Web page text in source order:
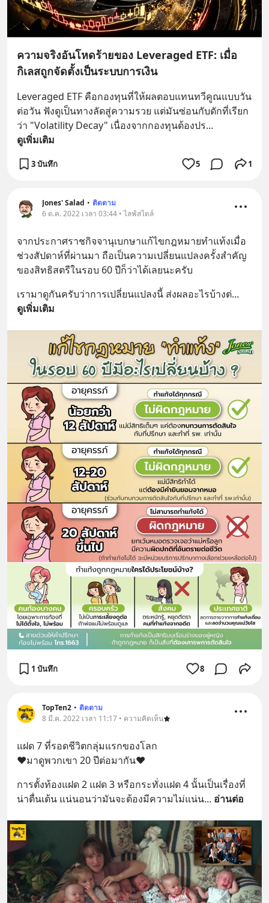
ความจริงอันโหดร้ายของ Leveraged ETF: เมื่อ
กิเลสถูกจัดตั้งเป็นระบบการเงิน
Leveraged ETF คือกองทุนที่ให้ผลตอบแทนทวีคูณแบบวัน
ต่อวัน ฟังดูเป็นทางลัดสู่ความรวย แต่มันซ่อนกับดักที่เรียก
ว่า "Volatility Decay" เนื่องจากกองทุนต้องปร...
ดูเพิ่มเติม
3 บันทึก 5 1
Jones' Salad • ติดตาม
6 ต.ค. 2022 เวลา 03:44 • ไลฟ์สไตล์
จากประกาศราชกิจจานุเบกษาแก้ไขกฎหมายทำแท้งเมื่อ
ช่วงสัปดาห์ที่ผ่านมา ถือเป็นความเปลี่ยนแปลงครั้งสำคัญ
ของสิทธิสตรีในรอบ 60 ปีก็ว่าได้เลยนะครับ
เรามาดูกันครับว่าการเปลี่ยนแปลงนี้ ส่งผลอะไรบ้างต่...
ดูเพิ่มเติม
1 บันทึก 8
TopTen2 • ติดตาม
8 มี.ค. 2022 เวลา 11:17 • ความคิดเห็น
แฝด 7 ที่รอดชีวิตกลุ่มแรกของโลก
❤️มาดูพวกเขา 20 ปีต่อมากัน❤️
การตั้งท้องแฝด 2 แฝด 3 หรือกระทั่งแฝด 4 นั้นเป็นเรื่องที่
น่าตื่นเต้น แน่นอนว่ามันจะต้องมีความไม่แน่น... อ่านต่อ